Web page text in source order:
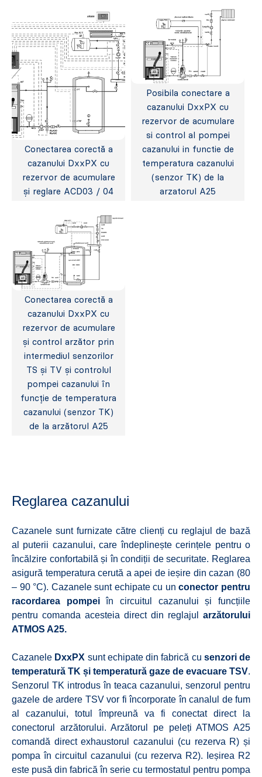
Conectarea corectă a
cazanului DxxPX cu
rezervor de acumulare
și reglare ACD03 / 04
Posibila conectare a
cazanului DxxPX cu
rezervor de acumulare
si control al pompei
cazanului in functie de
temperatura cazanului
(senzor TK) de la
arzatorul A25
Conectarea corectă a
cazanului DxxPX cu
rezervor de acumulare
și control arzător prin
intermediul senzorilor
TS și TV și controlul
pompei cazanului în
funcție de temperatura
cazanului (senzor TK)
de la arzătorul A25
Reglarea cazanului
Cazanele sunt furnizate către clienți cu reglajul de bază
al puterii cazanului, care îndeplinește cerințele pentru o
încălzire confortabilă și în condiții de securitate. Reglarea
asigură temperatura cerută a apei de ieșire din cazan (80
– 90 °C). Cazanele sunt echipate cu unconector pentru
racordarea pompeiîn circuitul cazanului și funcțiile
pentru comanda acesteia direct din reglajul arzătorului
ATMOS A25.
Cazanele DxxPX sunt echipate din fabrică cu senzori de
temperatură TK și temperatură gaze de evacuare TSV.
Senzorul TK introdus în teaca cazanului, senzorul pentru
gazele de ardere TSV vor fi încorporate în canalul de fum
al cazanului, totul împreună va fi conectat direct la
conectorul arzătorului. Arzătorul pe peleți ATMOS A25
comandă direct exhaustorul cazanului (cu rezerva R) și
pompa în circuitul cazanului (cu rezerva R2). Ieșirea R2
este pusă din fabrică în serie cu termostatul pentru pompa